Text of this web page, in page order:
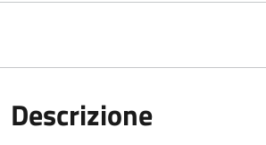
Descrizione